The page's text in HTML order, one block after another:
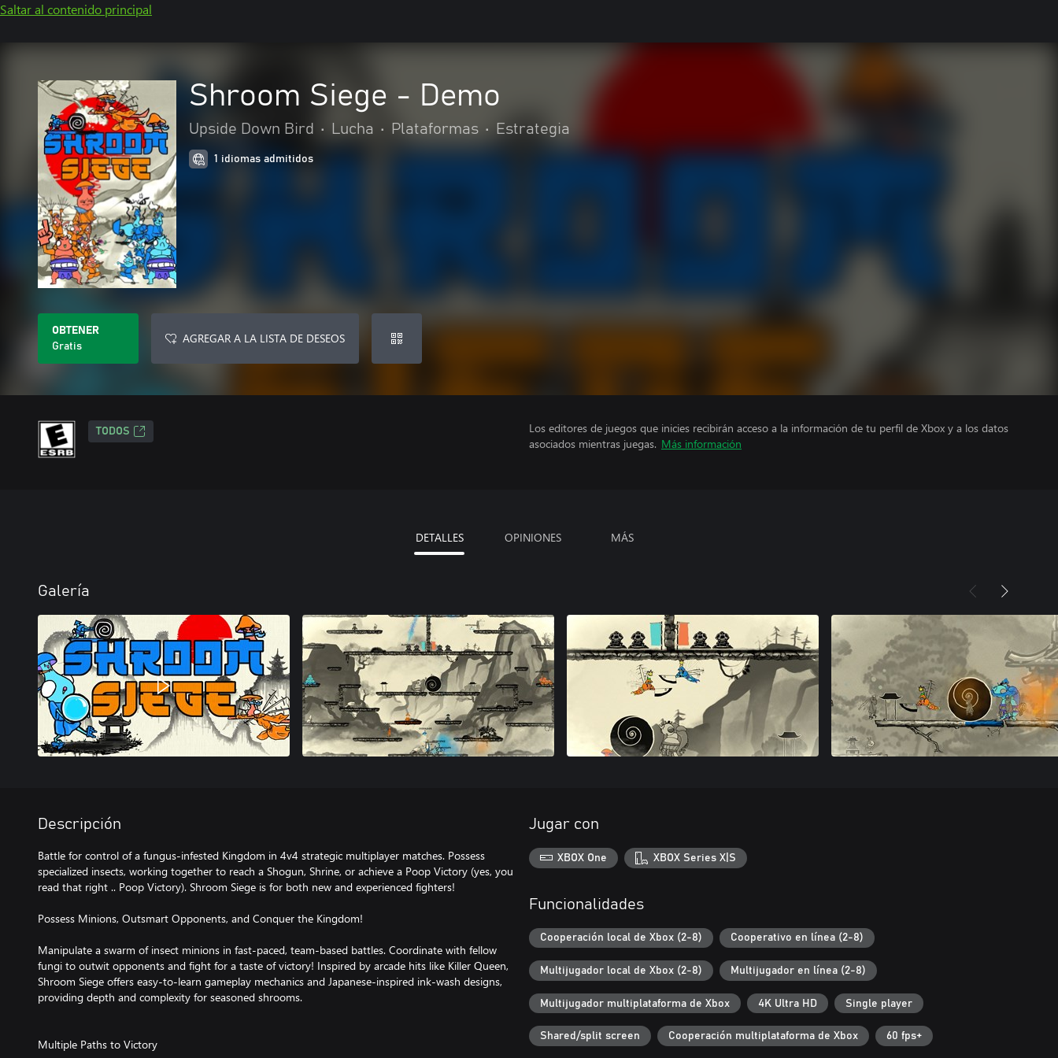
Saltar al contenido principal
Shroom Siege - Demo
Upside Down Bird • Lucha • Plataformas • Estrategia
1 idiomas admitidos
OBTENER
Gratis
AGREGAR A LA LISTA DE DESEOS
TODOS
Los editores de juegos que inicies recibirán acceso a la información de tu perfil de Xbox y a los datos
asociados mientras juegas. Más información
DETALLES OPINIONES MÁS
Galería
Descripción
Battle for control of a fungus-infested Kingdom in 4v4 strategic multiplayer matches. Possess
specialized insects, working together to reach a Shogun, Shrine, or achieve a Poop Victory (yes, you
read that right .. Poop Victory). Shroom Siege is for both new and experienced fighters!
Possess Minions, Outsmart Opponents, and Conquer the Kingdom!
Manipulate a swarm of insect minions in fast-paced, team-based battles. Coordinate with fellow
fungi to outwit opponents and fight for a taste of victory! Inspired by arcade hits like Killer Queen,
Shroom Siege offers easy-to-learn gameplay mechanics and Japanese-inspired ink-wash designs,
providing depth and complexity for seasoned shrooms.
Multiple Paths to Victory
Jugar con
XBOX One XBOX Series X|S
Funcionalidades
Cooperación local de Xbox (2-8) Cooperativo en línea (2-8)
Multijugador local de Xbox (2-8) Multijugador en línea (2-8)
Multijugador multiplataforma de Xbox 4K Ultra HD Single player
Shared/split screen Cooperación multiplataforma de Xbox 60 fps+